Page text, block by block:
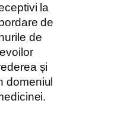
la
de
de
și
domeniul